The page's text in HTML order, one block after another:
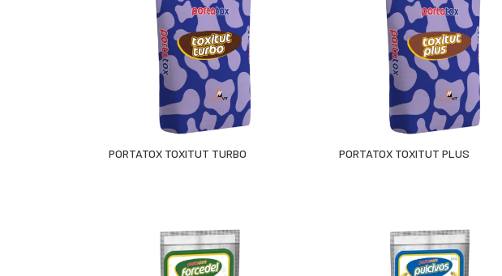
PORTATOX TOXITUT TURBO PORTATOX TOXITUT PLUS